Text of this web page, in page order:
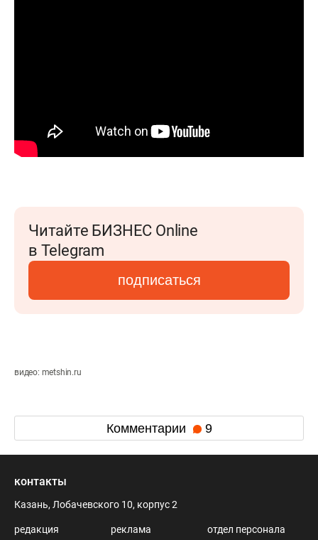
Читайте БИЗНЕС Online
в Telegram
подписаться
видео: metshin.ru
Комментарии 9
контакты
Казань, Лобачевского 10, корпус 2
редакция
реклама
отдел персонала